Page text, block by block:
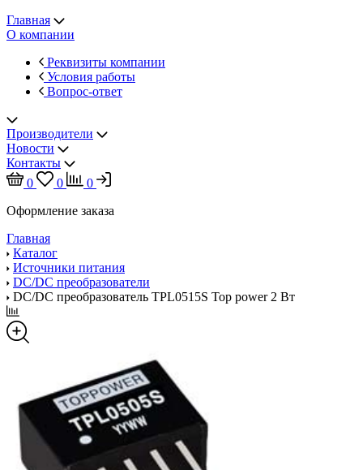
Главная
О компании
Реквизиты компании
Условия работы
Вопрос-ответ
Производители
Новости
Контакты
0
0
0
Оформление заказа
Главная
Каталог
Источники питания
DC/DC преобразователи
DC/DC преобразователь TPL0515S Top power 2 Вт